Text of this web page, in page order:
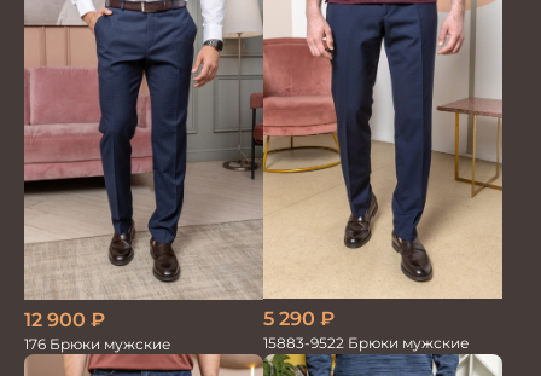
12 900 ₽
176 Брюки мужские
5 290 ₽
15883-9522 Брюки мужские